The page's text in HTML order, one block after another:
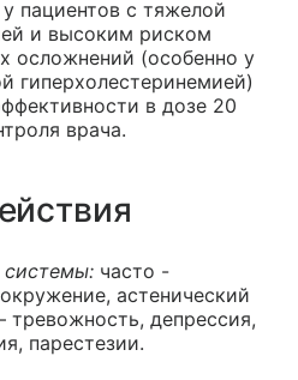
пациентов с тяжелой
и высоким риском
осложнений (особенно у
гиперхолестеринемией)
в дозе 20
врача.
часто -
астенический
депрессия,
парестезии.